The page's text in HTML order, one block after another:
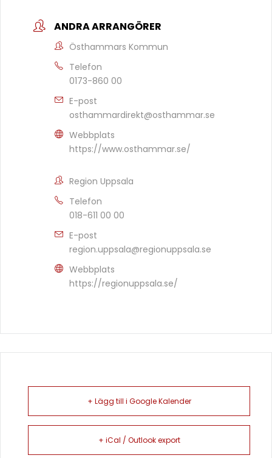
ANDRA ARRANGÖRER
Östhammars Kommun
Telefon
0173-860 00
E-post
osthammardirekt@osthammar.se
Webbplats
https://www.osthammar.se/
Region Uppsala
Telefon
018-611 00 00
E-post
region.uppsala@regionuppsala.se
Webbplats
https://regionuppsala.se/
+ Lägg till i Google Kalender
+ iCal / Outlook export